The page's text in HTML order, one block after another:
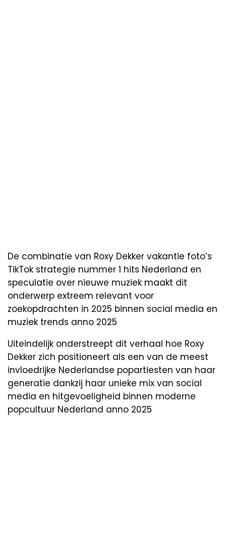
De combinatie van Roxy Dekker vakantie foto’s
TikTok strategie nummer 1 hits Nederland en
speculatie over nieuwe muziek maakt dit
onderwerp extreem relevant voor
zoekopdrachten in 2025 binnen social media en
muziek trends anno 2025
Uiteindelijk onderstreept dit verhaal hoe Roxy
Dekker zich positioneert als een van de meest
invloedrijke Nederlandse popartiesten van haar
generatie dankzij haar unieke mix van social
media en hitgevoeligheid binnen moderne
popcultuur Nederland anno 2025